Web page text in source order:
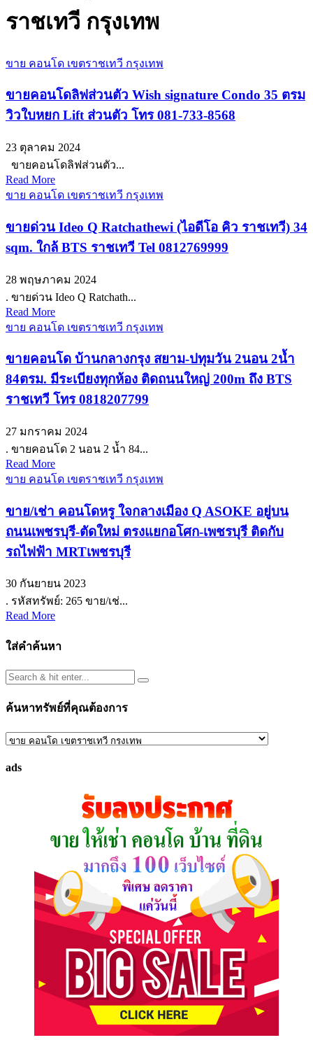
ราชเทวี กรุงเทพ
ขาย คอนโด เขตราชเทวี กรุงเทพ
ขายคอนโดลิฟส่วนตัว Wish signature Condo 35 ตรม
วิวใบหยก Lift ส่วนตัว โทร 081-733-8568
23 ตุลาคม 2024
ขายคอนโดลิฟส่วนตัว...
Read More
ขาย คอนโด เขตราชเทวี กรุงเทพ
ขายด่วน Ideo Q Ratchathewi (ไอดีโอ คิว ราชเทวี) 34
sqm. ใกล้ BTS ราชเทวี Tel 0812769999
28 พฤษภาคม 2024
. ขายด่วน Ideo Q Ratchath...
Read More
ขาย คอนโด เขตราชเทวี กรุงเทพ
ขายคอนโด บ้านกลางกรุง สยาม-ปทุมวัน 2นอน 2น้ำ
84ตรม. มีระเบียงทุกห้อง ติดถนนใหญ่ 200m ถึง BTS
ราชเทวี โทร 0818207799
27 มกราคม 2024
. ขายคอนโด 2 นอน 2 น้ำ 84...
Read More
ขาย คอนโด เขตราชเทวี กรุงเทพ
ขาย/เช่า คอนโดหรู ใจกลางเมือง Q ASOKE อยู่บน
ถนนเพชรบุรี-ตัดใหม่ ตรงแยกอโศก-เพชรบุรี ติดกับ
รถไฟฟ้า MRTเพชรบุรี
30 กันยายน 2023
. รหัสทรัพย์: 265 ขาย/เช่...
Read More
ใส่คำค้นหา
ค้นหาทรัพย์ที่คุณต้องการ
ค้นหา
ที่
ads